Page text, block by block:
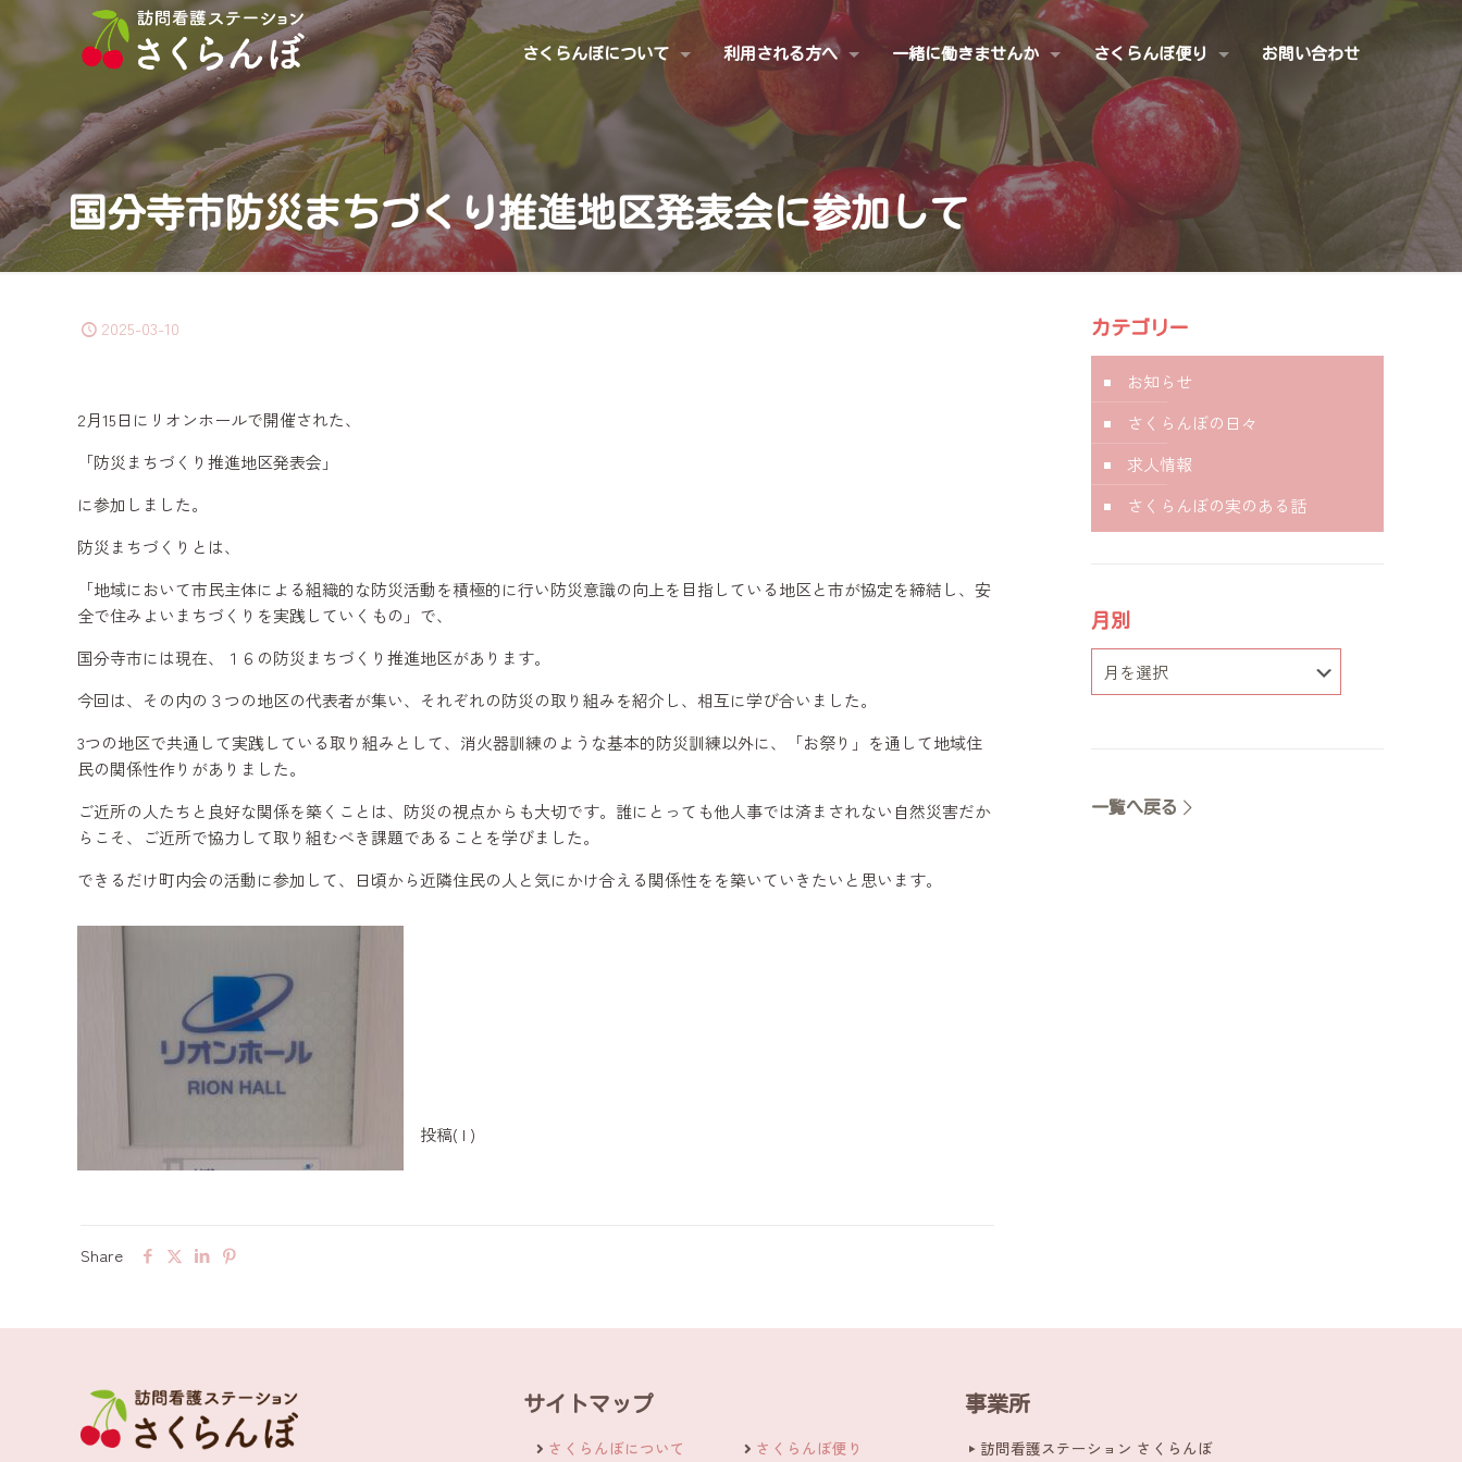
さくらんぼについて 利用される方へ 一緒に働きませんか さくらんぼ便り お問い合わせ
国分寺市防災まちづくり推進地区発表会に参加して
2025-03-10
2月15日にリオンホールで開催された、
「防災まちづくり推進地区発表会」
に参加しました。
防災まちづくりとは、
「地域において市民主体による組織的な防災活動を積極的に行い防災意識の向上を目指している地区と市が協定を締結し、安
全で住みよいまちづくりを実践していくもの」で、
国分寺市には現在、１６の防災まちづくり推進地区があります。
今回は、その内の３つの地区の代表者が集い、それぞれの防災の取り組みを紹介し、相互に学び合いました。
3つの地区で共通して実践している取り組みとして、消火器訓練のような基本的防災訓練以外に、「お祭り」を通して地域住
民の関係性作りがありました。
ご近所の人たちと良好な関係を築くことは、防災の視点からも大切です。誰にとっても他人事では済まされない自然災害だか
らこそ、ご近所で協力して取り組むべき課題であることを学びました。
できるだけ町内会の活動に参加して、日頃から近隣住民の人と気にかけ合える関係性をを築いていきたいと思います。
投稿( I )
Share
カテゴリー
お知らせ
さくらんぼの日々
求人情報
さくらんぼの実のある話
月別
一覧へ戻る
サイトマップ
さくらんぼについて さくらんぼ便り
事業所
訪問看護ステーション さくらんぼ